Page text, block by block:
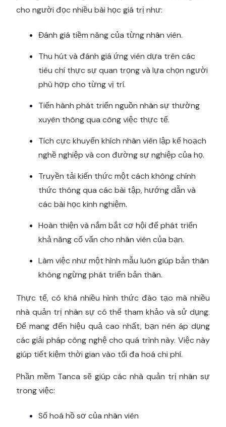
cho người đọc nhiều bài học giá trị như:
Đánh giá tiềm năng của từng nhân viên.
Thu hút và đánh giá ứng viên dựa trên các
tiêu chí thực sự quan trọng và lựa chọn người
phù hợp cho từng vị trí.
Tiến hành phát triển nguồn nhân sự thường
xuyên thông qua công việc thực tế.
Tích cực khuyến khích nhân viên lập kế hoạch
nghề nghiệp và con đường sự nghiệp của họ.
Truyền tải kiến ​​thức một cách không chính
thức thông qua các bài tập, hướng dẫn và
các bài học kinh nghiệm.
Hoàn thiện và nắm bắt cơ hội để phát triển
khả năng cố vấn cho nhân viên của bạn.
Làm việc như một hình mẫu luôn giúp bản thân
không ngừng phát triển bản thân.
Thực tế, có khá nhiều hình thức đào tạo mà nhiều
nhà quản trị nhân sự có thể tham khảo và sử dụng.
Để mang đến hiệu quả cao nhất, bạn nên áp dụng
các giải pháp công nghệ cho quá trình này. Việc này
giúp tiết kiệm thời gian vào tối đa hoá chi phí.
Phần mềm Tanca sẽ giúp các nhà quản trị nhân sự
trong việc:
Số hoá hồ sơ của nhân viên